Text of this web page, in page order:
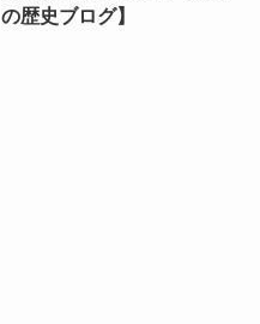
の歴史ブログ】